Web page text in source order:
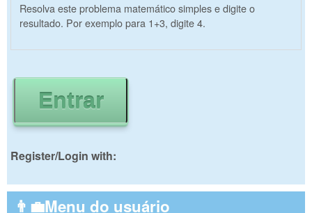
Resolva este problema matemático simples e digite o
resultado. Por exemplo para 1+3, digite 4.
Register/Login with:
👨‍💼Menu do usuário